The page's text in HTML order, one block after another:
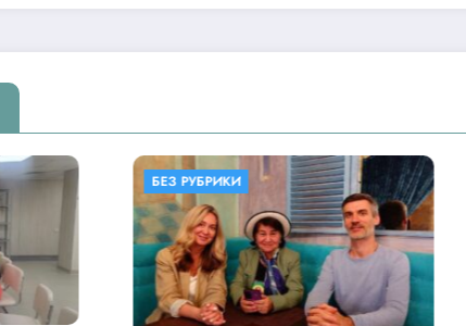
БЕЗ РУБРИКИ БЕЗ РУБРИКИ